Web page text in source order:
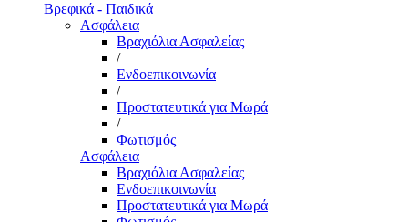
Βρεφικά - Παιδικά
Ασφάλεια
Βραχιόλια Ασφαλείας
/
Ενδοεπικοινωνία
/
Προστατευτικά για Μωρά
/
Φωτισμός
Ασφάλεια
Βραχιόλια Ασφαλείας
Ενδοεπικοινωνία
Προστατευτικά για Μωρά